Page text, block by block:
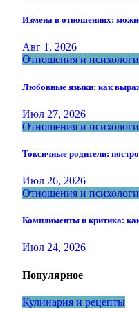
Измена в отношениях:
Авг 1, 2026
Отношения и
Любовные языки: как
Июл 27, 2026
Отношения и
Токсичные родители:
Июл 26, 2026
Отношения и
Комплименты и критика:
Июл 24, 2026
Популярное
Кулинария и рецепты